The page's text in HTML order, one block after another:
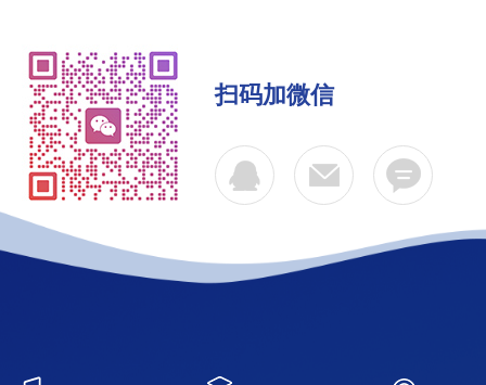
扫码加微信